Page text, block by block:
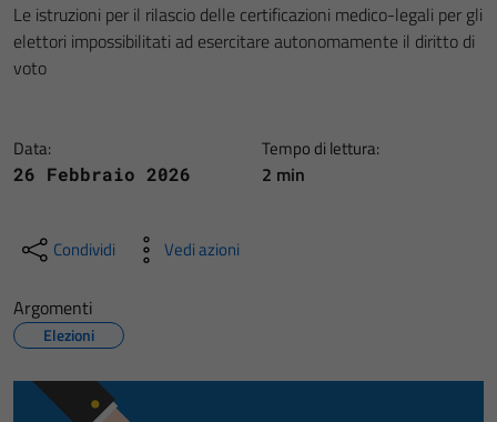
Le istruzioni per il rilascio delle certificazioni medico-legali per gli
elettori impossibilitati ad esercitare autonomamente il diritto di
voto
Data:
26 Febbraio 2026
Tempo di lettura:
2 min
Condividi Vedi azioni
Argomenti
Elezioni